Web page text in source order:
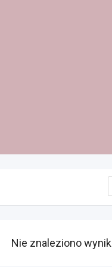
Nie znaleziono